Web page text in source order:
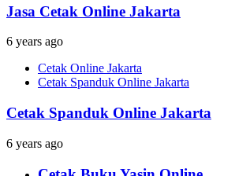
Jasa Cetak Online Jakarta
6 years ago
Cetak Online Jakarta
Cetak Spanduk Online Jakarta
Cetak Spanduk Online Jakarta
6 years ago